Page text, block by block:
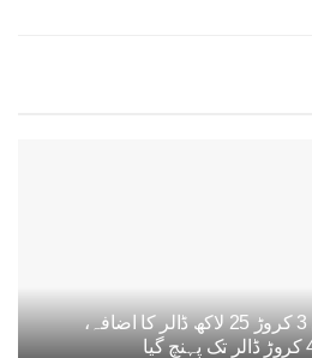
ملکی زرمبادلہ ذخائر میں 3 کروڑ 25 لاکھ ڈالر کا اضافہ،